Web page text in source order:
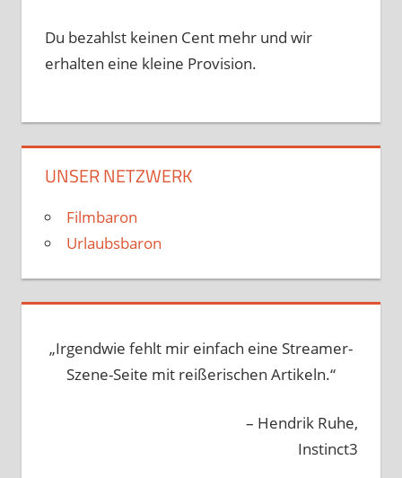
Du bezahlst keinen Cent mehr und wir
erhalten eine kleine Provision.
UNSER NETZWERK
Filmbaron
Urlaubsbaron
„Irgendwie fehlt mir einfach eine Streamer-
Szene-Seite mit reißerischen Artikeln.“
– Hendrik Ruhe,
Instinct3